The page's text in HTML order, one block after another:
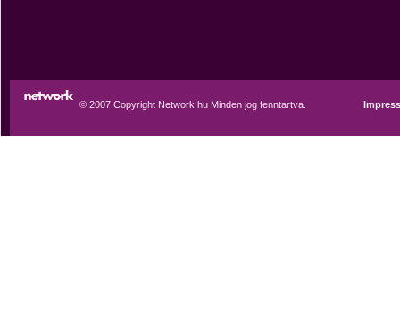
© 2007 Copyright Network.hu Minden jog fenntartva.